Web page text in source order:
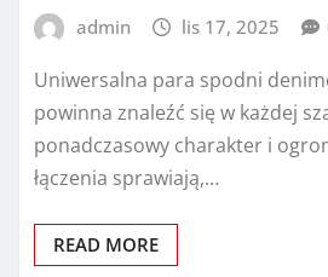
admin lis 17, 2025
Uniwersalna para spodni
powinna znaleźć się w każdej
ponadczasowy charakter i
łączenia sprawiają,…
READ MORE